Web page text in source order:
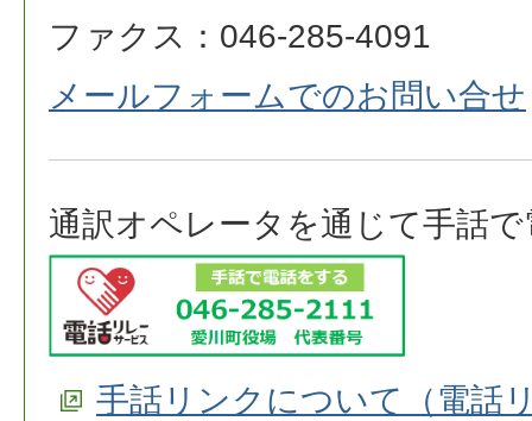
ファクス：046-285-4091
メールフォームでのお問い合せ
通訳オペレータを通じて手話
手話リンクについて（電話